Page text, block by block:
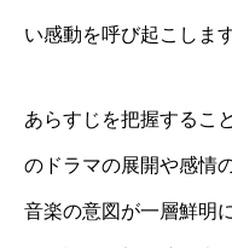
い感動を呼び起こします
あらすじを把握するこ
のドラマの展開や感情
音楽の意図が一層鮮明